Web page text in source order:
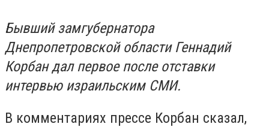
Бывший замгубернатора
Днепропетровской области Геннадий
Корбан дал первое после отставки
интервью израильским СМИ.
В комментариях прессе Корбан сказал,